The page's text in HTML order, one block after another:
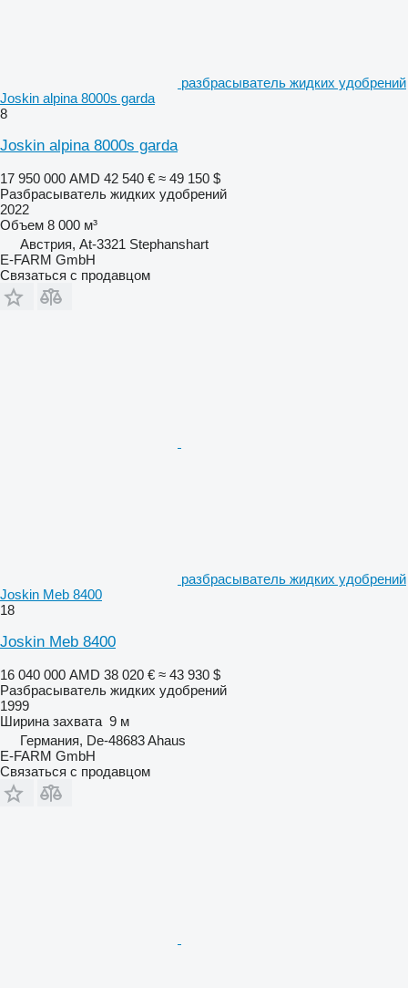
разбрасыватель жидких удобрений
Joskin alpina 8000s garda
8
Joskin alpina 8000s garda
17 950 000 AMD 42 540 € ≈ 49 150 $
Разбрасыватель жидких удобрений
2022
Объем 8 000 м³
Австрия, At-3321 Stephanshart
E-FARM GmbH
Связаться с продавцом
разбрасыватель жидких удобрений
Joskin Meb 8400
18
Joskin Meb 8400
16 040 000 AMD 38 020 € ≈ 43 930 $
Разбрасыватель жидких удобрений
1999
Ширина захвата 9 м
Германия, De-48683 Ahaus
E-FARM GmbH
Связаться с продавцом